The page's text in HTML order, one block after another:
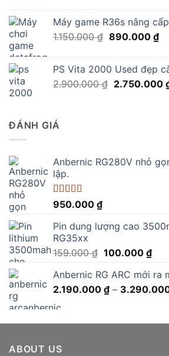
1.590.000 ₫.
Máy game R36s nâng
1.150.000₫ Giá
1.150.000 ₫.
890.000 ₫Giá
là:
PS Vita 2000 Used đẹp
2.900.000₫ Giá
2.750.000
ĐÁNH GIÁ
Anbernic RG280V nhỏ
lập.
Được xếp
sao
950.000 ₫
Pin dung lượng cao
RG35xx
159.000₫ Giá
là:
159.000 ₫.
100.000 ₫Giá
tại
là:
Anbernic RG ARC mới ra
2.190.000 ₫ –
ABOUT US